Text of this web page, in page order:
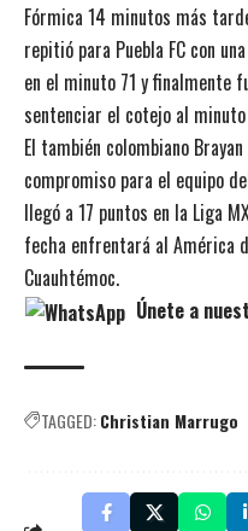
Fórmica 14 minutos más
repitió para Puebla FC con
en el minuto 71 y finalmente
sentenciar el cotejo al
El también colombiano
compromiso para el equipo
llegó a 17 puntos en la Liga
fecha enfrentará al América
Cuauhtémoc.
Únete a
TAGGED:Christian Marrugo